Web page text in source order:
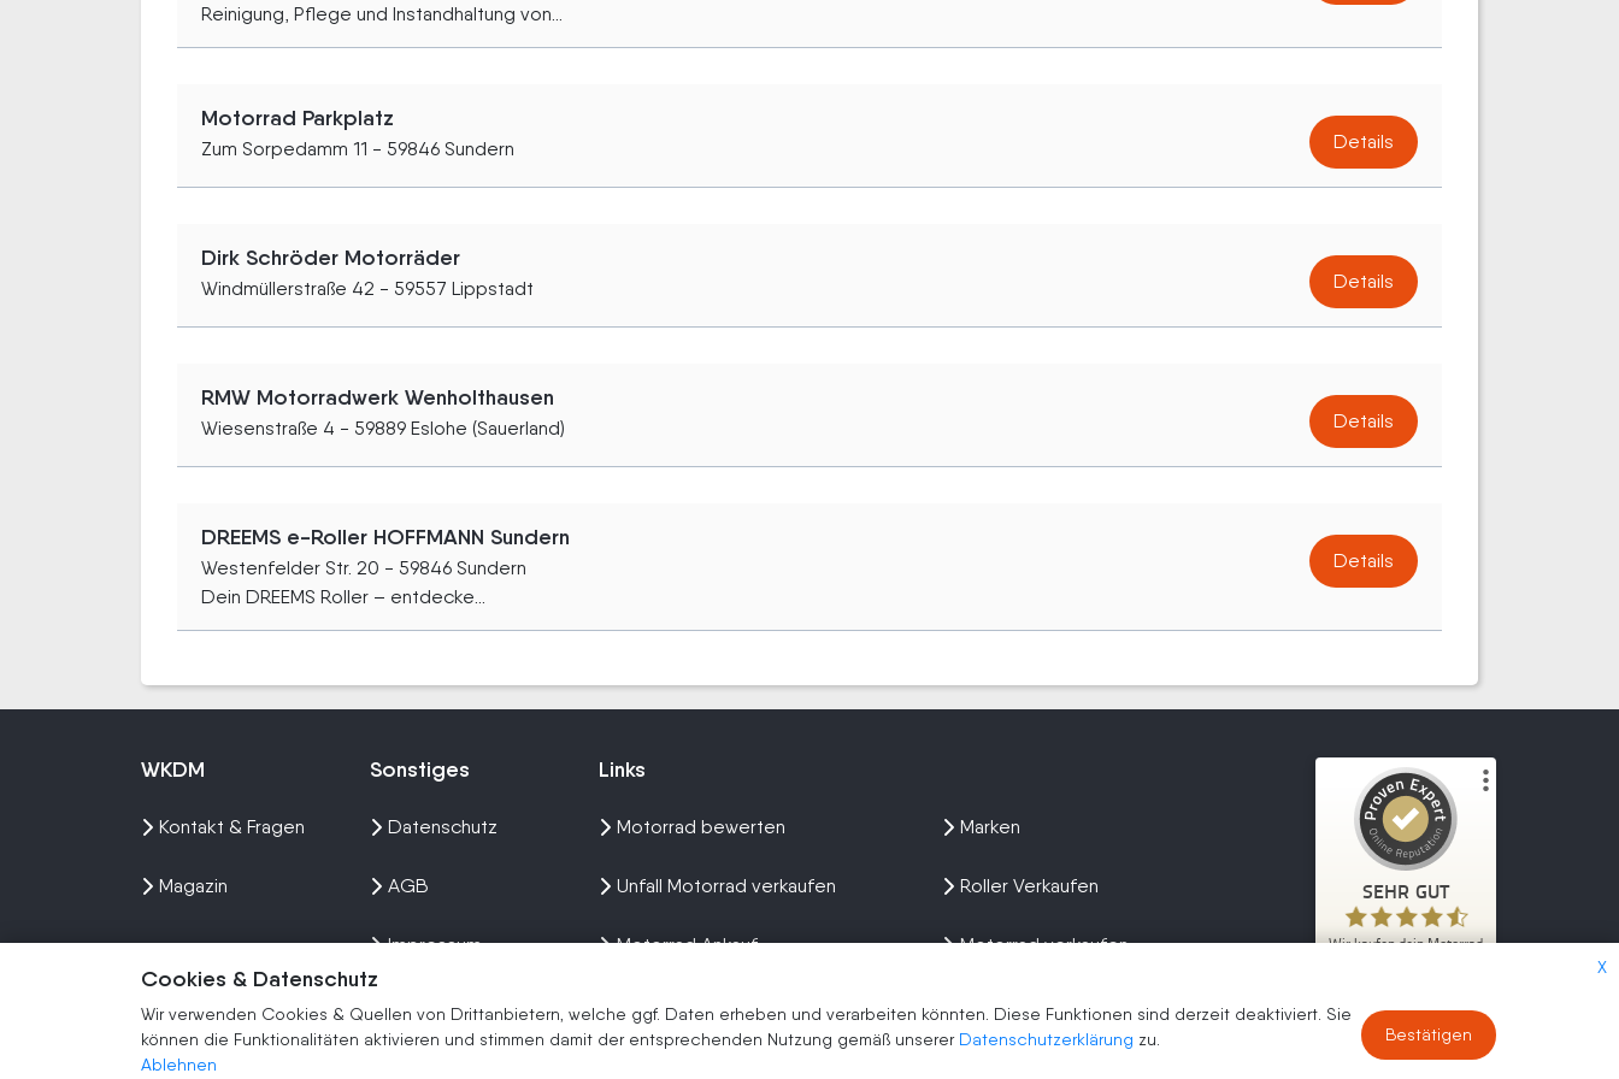
Reinigung, Pflege und Instandhaltung von...
Motorrad Parkplatz
Zum Sorpedamm 11 - 59846 Sundern Details
Dirk Schröder Motorräder
Windmüllerstraße 42 - 59557 Lippstadt Details
RMW Motorradwerk Wenholthausen
Wiesenstraße 4 - 59889 Eslohe (Sauerland) Details
DREEMS e-Roller HOFFMANN Sundern
Westenfelder Str. 20 - 59846 Sundern
Dein DREEMS Roller – entdecke...
Details
X
Cookies & Datenschutz
Wir verwenden Cookies & Quellen von Drittanbietern, welche ggf. Daten erheben und verarbeiten könnten. Diese Funktionen sind derzeit deaktiviert. Sie
können die Funktionalitäten aktivieren und stimmen damit der entsprechenden Nutzung gemäß unserer Datenschutzerklärung zu.
Ablehnen
Bestätigen
WKDM
Kontakt & Fragen
Magazin
Sonstiges
Datenschutz
AGB
Impressum
Sitemap
Links
Motorrad bewerten
Unfall Motorrad verkaufen
Motorrad Ankauf
Wir kaufen dein Bike
Marken
Roller Verkaufen
Motorrad verkaufen
Erfahrungen
SEHR GUT
Wir kaufen dein Motorrad
Authentizität
30.07.2026
Kundenbewertungen und Erfahrungen zu
Wir kaufen dein Motorrad
SEHR GUT
4,70
/
5,00
Bewertungen von
1
Blick aufs ProvenExpert-Profil werfen